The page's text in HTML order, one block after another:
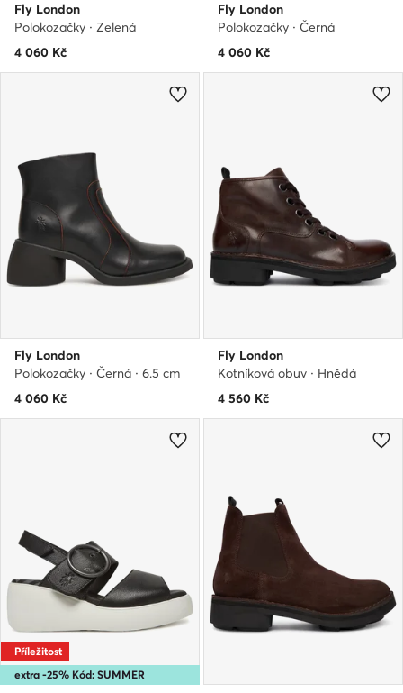
Fly London
Polokozačky · Zelená
4 060 Kč
Fly London
Polokozačky · Černá
4 060 Kč
Fly London
Polokozačky · Černá · 6.5 cm
4 060 Kč
Fly London
Kotníková obuv · Hnědá
4 560 Kč
extra -25% Kód: SUMMER
Příležitost